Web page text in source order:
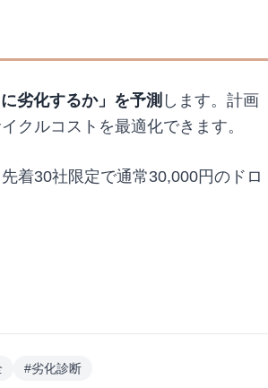
劣化するか」を予測 します。計画
クルコストを最適化できます。
先着30社限定で通常30,000円のドロ
#劣化診断